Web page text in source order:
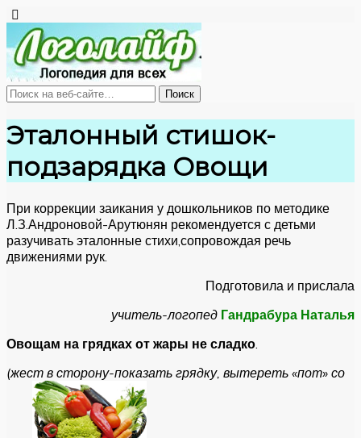
Эталонный стишок-
подзарядка Овощи
При коррекции заикания у дошкольников по методике
Л.З.Андроновой-Арутюнян рекомендуется с детьми
разучивать эталонные стихи,сопровождая речь
движениями рук.
Подготовила и прислала
учитель-логопед Гандрабура Наталья
Овощам на грядках от жары не сладко
(жест в сторону-показать грядку, вытереть «пот» со